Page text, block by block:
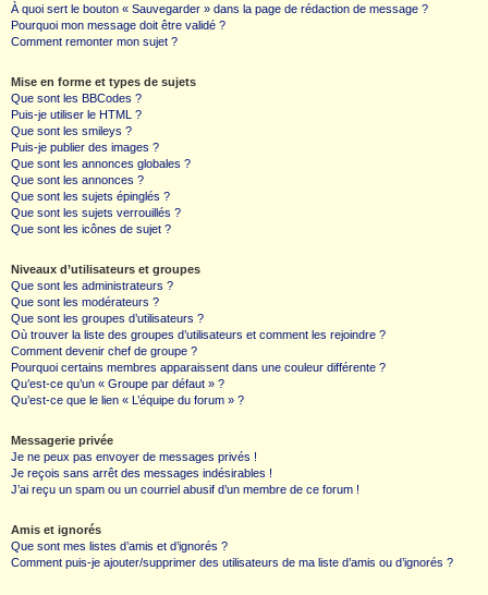
À quoi sert le bouton « Sauvegarder » dans la page de rédaction de message ?
Pourquoi mon message doit être validé ?
Comment remonter mon sujet ?
Mise en forme et types de sujets
Que sont les BBCodes ?
Puis-je utiliser le HTML ?
Que sont les smileys ?
Puis-je publier des images ?
Que sont les annonces globales ?
Que sont les annonces ?
Que sont les sujets épinglés ?
Que sont les sujets verrouillés ?
Que sont les icônes de sujet ?
Niveaux d’utilisateurs et groupes
Que sont les administrateurs ?
Que sont les modérateurs ?
Que sont les groupes d’utilisateurs ?
Où trouver la liste des groupes d’utilisateurs et comment les rejoindre ?
Comment devenir chef de groupe ?
Pourquoi certains membres apparaissent dans une couleur différente ?
Qu’est-ce qu’un « Groupe par défaut » ?
Qu’est-ce que le lien « L’équipe du forum » ?
Messagerie privée
Je ne peux pas envoyer de messages privés !
Je reçois sans arrêt des messages indésirables !
J’ai reçu un spam ou un courriel abusif d’un membre de ce forum !
Amis et ignorés
Que sont mes listes d’amis et d’ignorés ?
Comment puis-je ajouter/supprimer des utilisateurs de ma liste d’amis ou d’ignorés ?